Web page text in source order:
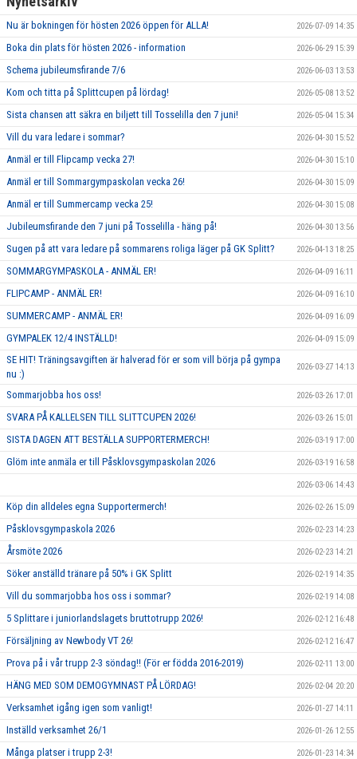
Nu är bokningen för hösten 2026 öppen för ALLA! 2026-07-09 14:35
Boka din plats för hösten 2026 - information 2026-06-29 15:39
Schema jubileumsfirande 7/6 2026-06-03 13:53
Kom och titta på Splittcupen på lördag! 2026-05-08 13:52
Sista chansen att säkra en biljett till Tosselilla den 7 juni! 2026-05-04 15:34
Vill du vara ledare i sommar? 2026-04-30 15:52
Anmäl er till Flipcamp vecka 27! 2026-04-30 15:10
Anmäl er till Sommargympaskolan vecka 26! 2026-04-30 15:09
Anmäl er till Summercamp vecka 25! 2026-04-30 15:08
Jubileumsfirande den 7 juni på Tosselilla - häng på! 2026-04-30 13:56
Sugen på att vara ledare på sommarens roliga läger på GK Splitt? 2026-04-13 18:25
SOMMARGYMPASKOLA - ANMÄL ER! 2026-04-09 16:11
FLIPCAMP - ANMÄL ER! 2026-04-09 16:10
SUMMERCAMP - ANMÄL ER! 2026-04-09 16:09
GYMPALEK 12/4 INSTÄLLD! 2026-04-09 15:09
SE HIT! Träningsavgiften är halverad för er som vill börja på gympa
nu :)
2026-03-27 14:13
Sommarjobba hos oss! 2026-03-26 17:01
SVARA PÅ KALLELSEN TILL SLITTCUPEN 2026! 2026-03-26 15:01
SISTA DAGEN ATT BESTÄLLA SUPPORTERMERCH! 2026-03-19 17:00
Glöm inte anmäla er till Påsklovsgympaskolan 2026 2026-03-19 16:58
2026-03-06 14:43
Köp din alldeles egna Supportermerch! 2026-02-26 15:09
Påsklovsgympaskola 2026 2026-02-23 14:23
Årsmöte 2026 2026-02-23 14:21
Söker anställd tränare på 50% i GK Splitt 2026-02-19 14:35
Vill du sommarjobba hos oss i sommar? 2026-02-19 14:08
5 Splittare i juniorlandslagets bruttotrupp 2026! 2026-02-12 16:48
Försäljning av Newbody VT 26! 2026-02-12 16:47
Prova på i vår trupp 2-3 söndag!! (För er födda 2016-2019) 2026-02-11 13:00
HÄNG MED SOM DEMOGYMNAST PÅ LÖRDAG! 2026-02-04 20:20
Verksamhet igång igen som vanligt! 2026-01-27 14:11
Inställd verksamhet 26/1 2026-01-26 12:55
Många platser i trupp 2-3! 2026-01-23 14:34